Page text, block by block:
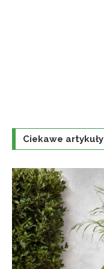
Ciekawe artykuły